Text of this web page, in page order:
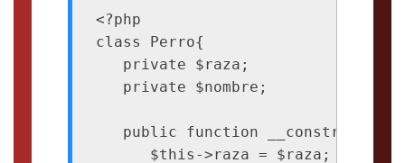
<?php
class Perro{
   private $raza;
   private $nombre;
public function
      $this->raza = $raza;